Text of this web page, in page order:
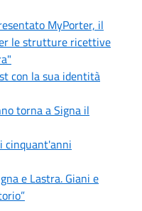
MyPorter, il
le strutture ricettive
con la sua identità
torna a Signa il
cinquant'anni
e Lastra. Giani e